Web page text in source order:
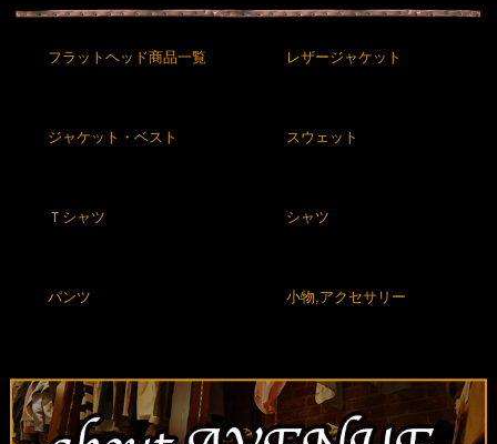
フラットヘッド商品一覧 レザージャケット
ジャケット・ベスト スウェット
Ｔシャツ シャツ
パンツ 小物,アクセサリー